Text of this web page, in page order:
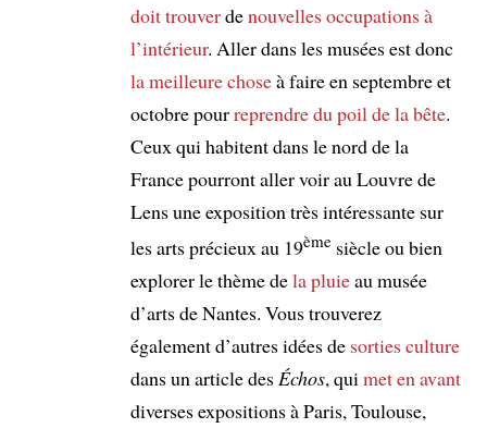
doit trouverdenouvelles occupations à
l’intérieur. Aller dans les musées est donc
la meilleure choseà faire en septembre et
octobre pourreprendre du poil de la bête.
Ceux qui habitent dans le nord de la
France pourront aller voir au Louvre de
Lens une exposition très intéressante sur
les arts précieux au 19èmesiècle ou bien
explorer le thème dela pluieau musée
d’arts de Nantes. Vous trouverez
également d’autres idées de sorties culture
dans un article des Échos, qui met en avant
diverses expositions à Paris, Toulouse,